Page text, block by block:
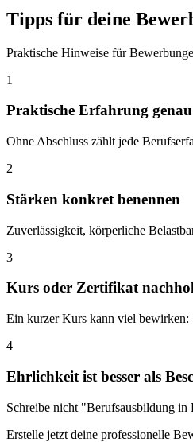
Tipps für deine
Praktische Hinweise für
1
Praktische Erfahrung
Ohne Abschluss zählt jede
2
Stärken konkret benennen
Zuverlässigkeit, körperliche
3
Kurs oder Zertifikat
Ein kurzer Kurs kann viel bewirken:
4
Ehrlichkeit ist besser als
Schreibe nicht "Berufsausbildung in
Erstelle jetzt deine professionelle